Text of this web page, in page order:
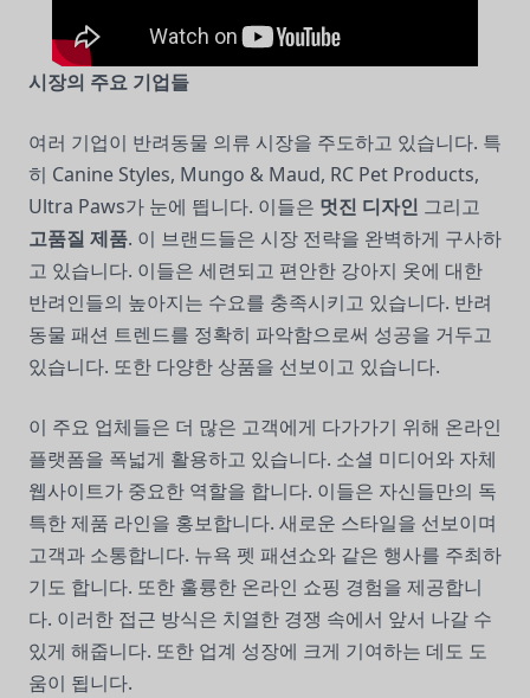
시장의 주요 기업들
여러 기업이 반려동물 의류 시장을 주도하고 있습니다. 특
히 Canine Styles, Mungo & Maud, RC Pet Products,
Ultra Paws가 눈에 띕니다. 이들은 멋진 디자인 그리고
고품질 제품. 이 브랜드들은 시장 전략을 완벽하게 구사하
고 있습니다. 이들은 세련되고 편안한 강아지 옷에 대한
반려인들의 높아지는 수요를 충족시키고 있습니다. 반려
동물 패션 트렌드를 정확히 파악함으로써 성공을 거두고
있습니다. 또한 다양한 상품을 선보이고 있습니다.
이 주요 업체들은 더 많은 고객에게 다가가기 위해 온라인
플랫폼을 폭넓게 활용하고 있습니다. 소셜 미디어와 자체
웹사이트가 중요한 역할을 합니다. 이들은 자신들만의 독
특한 제품 라인을 홍보합니다. 새로운 스타일을 선보이며
고객과 소통합니다. 뉴욕 펫 패션쇼와 같은 행사를 주최하
기도 합니다. 또한 훌륭한 온라인 쇼핑 경험을 제공합니
다. 이러한 접근 방식은 치열한 경쟁 속에서 앞서 나갈 수
있게 해줍니다. 또한 업계 성장에 크게 기여하는 데도 도
움이 됩니다.